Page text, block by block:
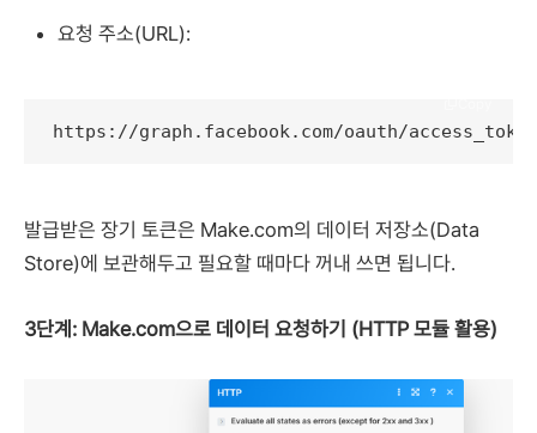
요청 주소(URL):
https://graph.facebook.com/oauth/
발급받은 장기 토큰은 Make.com의 데이터 저장소(Data
Store)에 보관해두고 필요할 때마다 꺼내 쓰면 됩니다.
3단계: Make.com으로 데이터 요청하기 (HTTP 모듈 활용)